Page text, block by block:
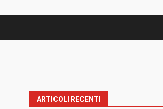
ARTICOLI RECENTI